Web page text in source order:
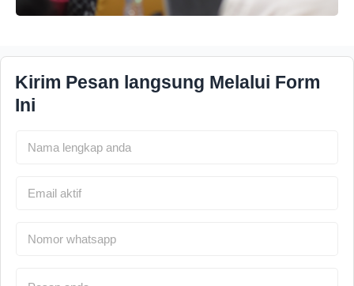
Kirim Pesan langsung Melalui Form
Ini